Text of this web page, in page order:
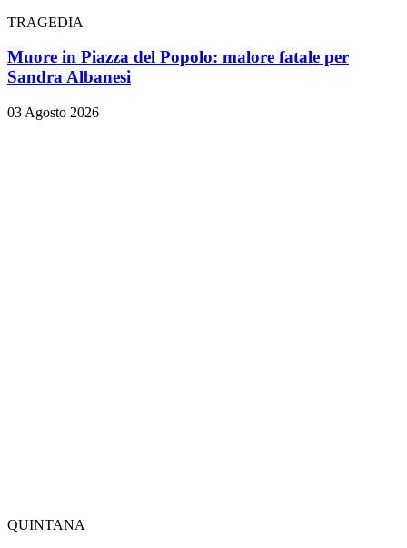
TRAGEDIA
Muore in Piazza del Popolo: malore fatale per
Sandra Albanesi
03 Agosto 2026
QUINTANA